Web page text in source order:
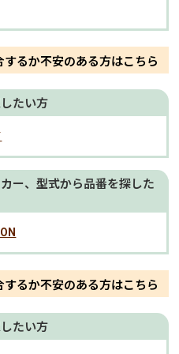
るか不安のある方はこちら
たい方
ー、型式から品番を探した
るか不安のある方はこちら
たい方